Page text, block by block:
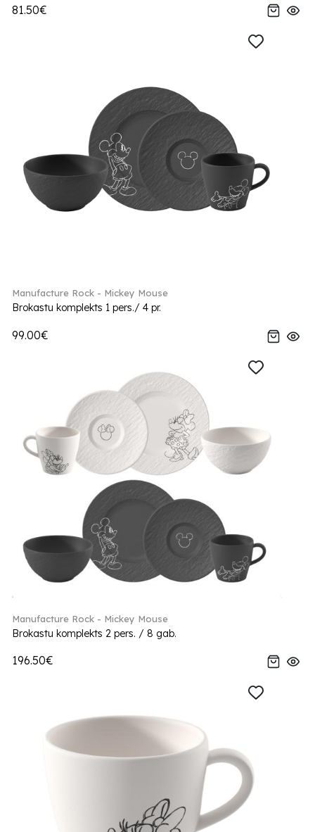
81.50€
Manufacture Rock - Mickey Mouse
Brokastu komplekts 1 pers./ 4 pr.
99.00€
Manufacture Rock - Mickey Mouse
Brokastu komplekts 2 pers. / 8 gab.
196.50€